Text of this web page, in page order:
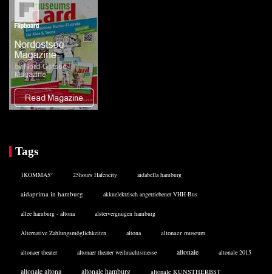
Tags
1KOMMA5° 25hours Hafencity aidabella hamburg
aidaprima in hamburg akkuelektrisch angetriebener VHH-Bus
allee hamburg - altona alstervergnügen hamburg
Alternative Zahlungsmöglichkeiten altona altonaer museum
altonaer theater altonaer theater weihnachtsmesse altonale altonale 2015
altonale altona altonale hamburg altonale KUNSTHERBST